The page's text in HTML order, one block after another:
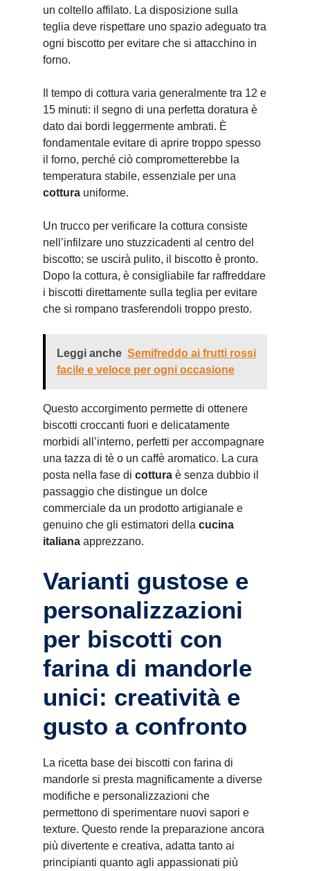
un coltello affilato. La disposizione sulla
teglia deve rispettare uno spazio adeguato tra
ogni biscotto per evitare che si attacchino in
forno.
Il tempo di cottura varia generalmente tra 12 e
15 minuti: il segno di una perfetta doratura è
dato dai bordi leggermente ambrati. È
fondamentale evitare di aprire troppo spesso
il forno, perché ciò comprometterebbe la
temperatura stabile, essenziale per una
cottura uniforme.
Un trucco per verificare la cottura consiste
nell’infilzare uno stuzzicadenti al centro del
biscotto; se uscirà pulito, il biscotto è pronto.
Dopo la cottura, è consigliabile far raffreddare
i biscotti direttamente sulla teglia per evitare
che si rompano trasferendoli troppo presto.
Leggi anche Semifreddo ai frutti rossi
facile e veloce per ogni occasione
Questo accorgimento permette di ottenere
biscotti croccanti fuori e delicatamente
morbidi all’interno, perfetti per accompagnare
una tazza di tè o un caffè aromatico. La cura
posta nella fase di cottura è senza dubbio il
passaggio che distingue un dolce
commerciale da un prodotto artigianale e
genuino che gli estimatori della cucina
italiana apprezzano.
Varianti gustose e
personalizzazioni
per biscotti con
farina di mandorle
unici: creatività e
gusto a confronto
La ricetta base dei biscotti con farina di
mandorle si presta magnificamente a diverse
modifiche e personalizzazioni che
permettono di sperimentare nuovi sapori e
texture. Questo rende la preparazione ancora
più divertente e creativa, adatta tanto ai
principianti quanto agli appassionati più